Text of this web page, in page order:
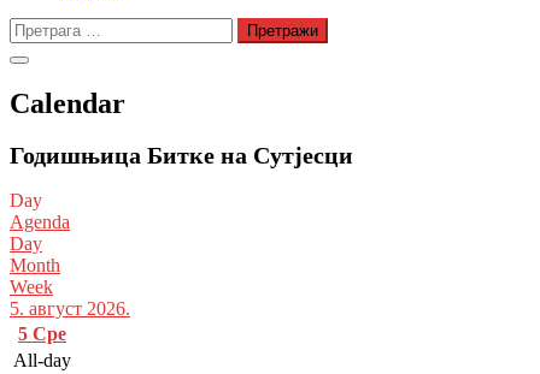
Претрага
за:
Calendar
Годишњица Битке на Сутјесци
Day
Agenda
Day
Month
Week
5. август 2026.
5 Сре
All-day